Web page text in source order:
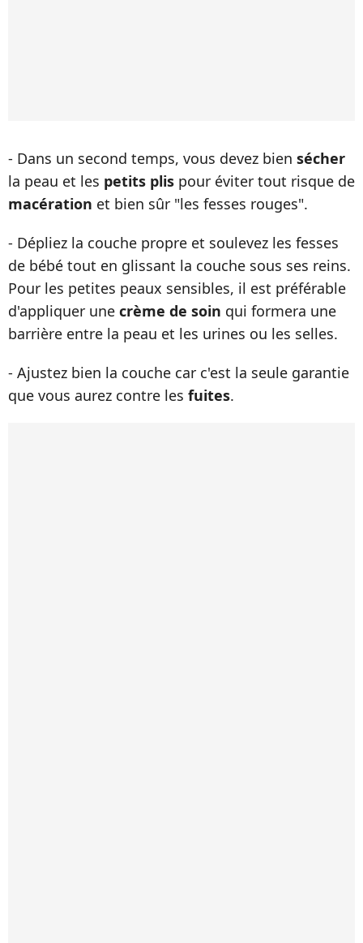
- Dans un second temps, vous devez bien sécher
la peau et les petits plis pour éviter tout risque de
macération et bien sûr "les fesses rouges".
- Dépliez la couche propre et soulevez les fesses
de bébé tout en glissant la couche sous ses reins.
Pour les petites peaux sensibles, il est préférable
d'appliquer une crème de soin qui formera une
barrière entre la peau et les urines ou les selles.
- Ajustez bien la couche car c'est la seule garantie
que vous aurez contre les fuites.